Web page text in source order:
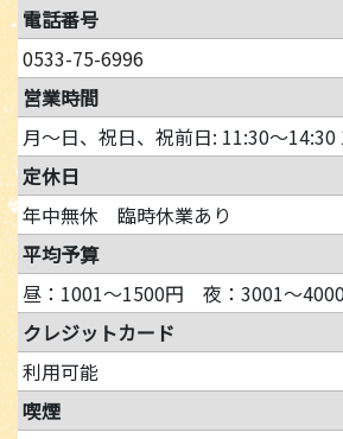
電話番号
0533-75-6996
営業時間
月～日、祝日、祝前日: 11:30～
定休日
年中無休 臨時休業あり
平均予算
昼：1001～1500円 夜：3001～
クレジットカード
利用可能
喫煙